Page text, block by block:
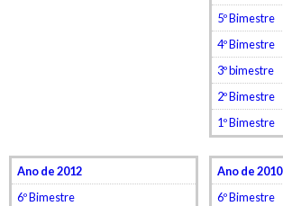
5º Bimestre
4º Bimestre
3º bimestre
2º Bimestre
1º Bimestre
Ano de 2012
6º Bimestre
Ano de 2010
6º Bimestre